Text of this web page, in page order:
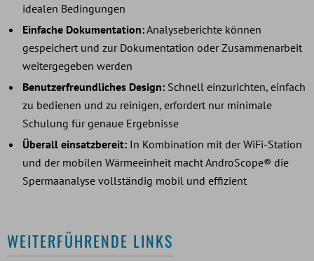
idealen Bedingungen
Einfache Dokumentation:Analyseberichte können
gespeichert und zur Dokumentation oder Zusammenarbeit
weitergegeben werden
Benutzerfreundliches Design: Schnell einzurichten, einfach
zu bedienen und zu reinigen, erfordert nur minimale
Schulung für genaue Ergebnisse
Überall einsatzbereit: In Kombination mit der WiFi-Station
und der mobilen Wärmeeinheit macht AndroScope® die
Spermaanalyse vollständig mobil und effizient
WEITERFÜHRENDE LINKS